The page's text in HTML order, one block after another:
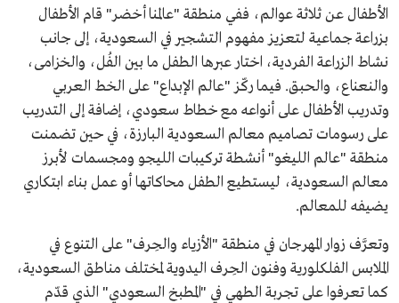
الأطفال عن ثلاثة عوالم، ففي منطقة "عالمنا أخضر" قام الأطفال
بزراعة جماعية لتعزيز مفهوم التشجير في السعودية، إلى جانب
نشاط الزراعة الفردية، اختار عبرها الطفل ما بين الفُل، والخزامى،
والنعناع، والحبق. فيما ركّز "عالم الإبداع" على الخط العربي
وتدريب الأطفال على أنواعه مع خطاط سعودي، إضافة إلى التدريب
على رسومات تصاميم معالم السعودية البارزة، في حين تضمنت
منطقة "عالم الليغو" أنشطة تركيبات الليجو ومجسمات لأبرز
معالم السعودية، ليستطيع الطفل محاكاتها أو عمل بناء ابتكاري
يضيفه للمعالم.
وتعرَّف زوار المهرجان في منطقة "الأزياء والحِرف" على التنوع في
الملابس الفلكلورية وفنون الحِرف اليدوية لمختلف مناطق السعودية،
كما تعرفوا على تجربة الطهي في "المطبخ السعودي" الذي قدّم